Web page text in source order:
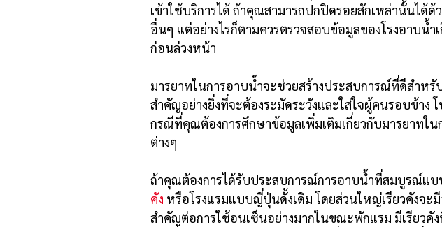
เข้าใช้บริการได้ ถ้าคุณสามารถปกปิดรอยสักเหล่านั้นได้
อื่นๆ แต่อย่างไรก็ตามควรตรวจสอบข้อมูลของโรงอาบน้ำ
ก่อนล่วงหน้า
มารยาทในการอาบน้ำจะช่วยสร้างประสบการณ์ที่ดีสำห
สำคัญอย่างยิ่งที่จะต้องระมัดระวังและใส่ใจผู้คนรอบข้าง
กรณีที่คุณต้องการศึกษาข้อมูลเพิ่มเติมเกี่ยวกับมารยาทใน
ต่างๆ
ถ้าคุณต้องการได้รับประสบการณ์การอาบน้ำที่สมบูรณ์แ
คัง หรือโรงแรมแบบญี่ปุ่นดั้งเดิม โดยส่วนใหญ่เรียวคังจะ
สำคัญต่อการใช้อนเซ็นอย่างมากในขณะพักแรม มีเรียวคั